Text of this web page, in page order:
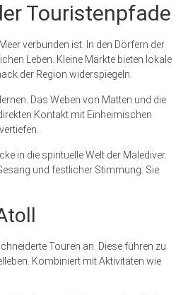
Touristenpfade
verbunden ist. In den Dörfern der
Leben. Kleine Märkte bieten lokale
der Region widerspiegeln.
Das Weben von Matten und die
Kontakt mit Einheimischen
in die spirituelle Welt der Malediver.
und festlicher Stimmung. Sie
Touren an. Diese führen zu
Kombiniert mit Aktivitäten wie